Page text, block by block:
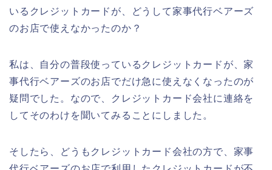
いるクレジットカードが、どうして家事代行ベアーズ
のお店で使えなかったのか？
私は、自分の普段使っているクレジットカードが、家
事代行ベアーズのお店でだけ急に使えなくなったのが
疑問でした。なので、クレジットカード会社に連絡を
してそのわけを聞いてみることにしました。
そしたら、どうもクレジットカード会社の方で、家事